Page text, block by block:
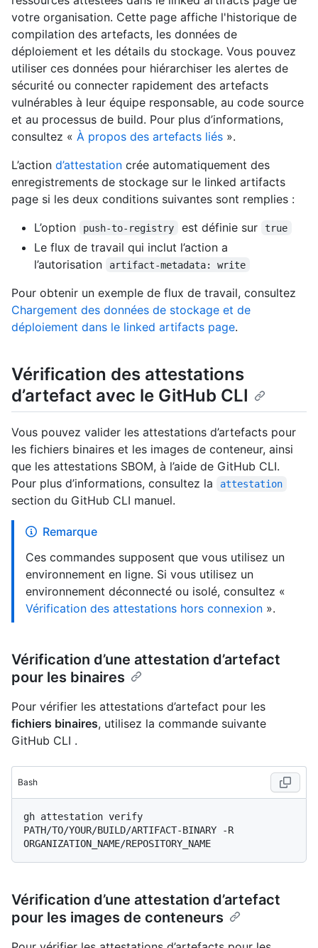
votre organisation. Cette page affiche l'historique de
compilation des artefacts, les données de
déploiement et les détails du stockage. Vous pouvez
utiliser ces données pour hiérarchiser les alertes de
sécurité ou connecter rapidement des artefacts
vulnérables à leur équipe responsable, au code source
et au processus de build. Pour plus d’informations,
consultez « À propos des artefacts liés ».
L’action d’attestation crée automatiquement des
enregistrements de stockage sur le linked artifacts
page si les deux conditions suivantes sont remplies :
L’option
push-to-registry est définie sur true
Le flux de travail qui inclut l’action a
l’autorisation
artifact-metadata: write
Pour obtenir un exemple de flux de travail, consultez
Chargement des données de stockage et de
déploiement dans le linked artifacts page.
Vérification des attestations
d’artefact avec le GitHub CLI
Vous pouvez valider les attestations d’artefacts pour
les fichiers binaires et les images de conteneur, ainsi
que les attestations SBOM, à l’aide de GitHub CLI.
Pour plus d’informations, consultez la
attestation
section du GitHub CLI manuel.
Remarque
Ces commandes supposent que vous utilisez un
environnement en ligne. Si vous utilisez un
environnement déconnecté ou isolé, consultez «
Vérification des attestations hors connexion ».
Vérification d’une attestation d’artefact
pour les binaires
Pour vérifier les attestations d’artefact pour les
fichiers binaires, utilisez la commande suivante
GitHub CLI .
Bash
gh attestation verify
PATH/TO/YOUR/BUILD/ARTIFACT-BINARY -R
Vérification d’une attestation d’artefact
pour les images de conteneurs